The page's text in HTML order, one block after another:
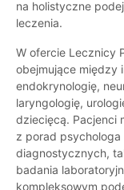
na holistyczne
leczenia.
W ofercie Lecznicy
obejmujące między
endokrynologię,
laryngologię,
dziecięcą. Pacjenci
z porad
diagnostycznych,
badania
kompleksowym